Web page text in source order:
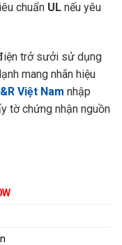
chuẩn UL nếu yêu
trở sưởi sử dụng
mang nhãn hiệu
Việt Nam nhập
tờ chứng nhận nguồn